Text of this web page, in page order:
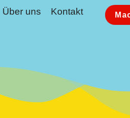
Über uns Kontakt